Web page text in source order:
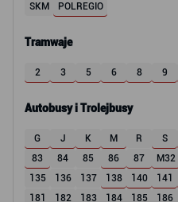
SKM POLREGIO
Tramwaje
2 3 5 6 8 9
Autobusy i Trolejbusy
G J K M R S
83
84 85 86 87 M32
135
136 137 138 140 141
181
182 183 184 185 186